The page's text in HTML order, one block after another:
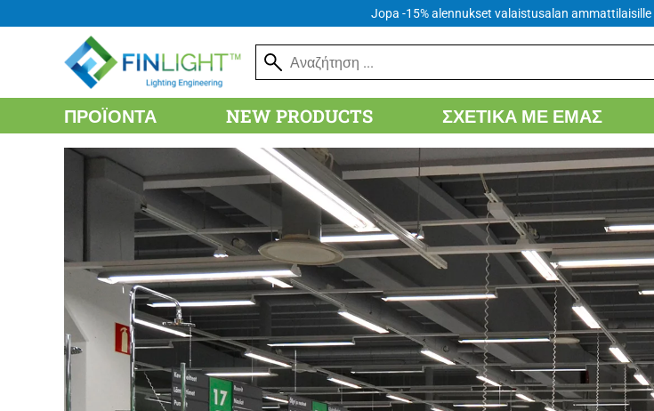
Jopa -15% alennukset valaistusalan ammattilaisille
ΠΡΟΪΌΝΤΑ NEW PRODUCTS ΣΧΕΤΙΚΆ ΜΕ ΕΜΆΣ